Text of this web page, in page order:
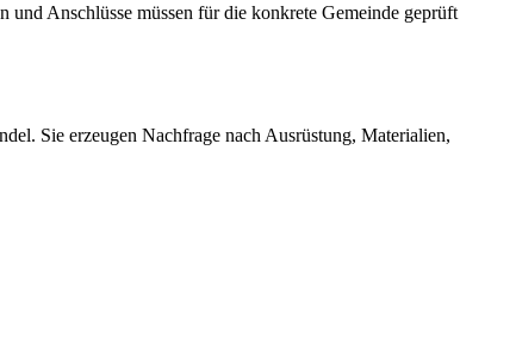
Anschlüsse müssen für die konkrete Gemeinde geprüft
Sie erzeugen Nachfrage nach Ausrüstung, Materialien,